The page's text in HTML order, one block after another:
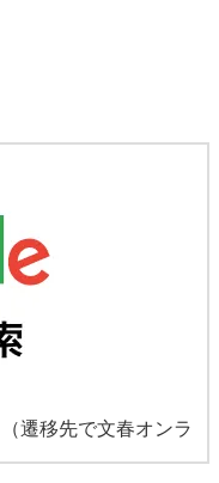
（遷移先で文春オンラ